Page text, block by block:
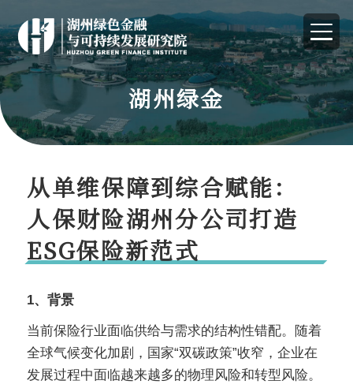
湖州绿金
从单维保障到综合赋能：
人保财险湖州分公司打造
ESG保险新范式
1、背景
当前保险行业面临供给与需求的结构性错配。随着
全球气候变化加剧，国家“双碳政策”收窄，企业在
发展过程中面临越来越多的物理风险和转型风险。